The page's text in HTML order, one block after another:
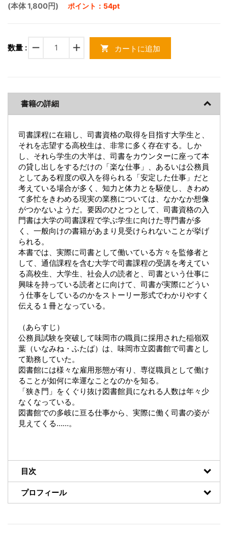
(本体 1,800円) ポイント：54pt
数量 : remove add shopping_cart カートに追加
書籍の詳細
司書課程に在籍し、司書資格の取得を目指す大学生と、
それを志望する高校生は、非常に多く存在する。しか
し、それら学生の大半は、司書をカウンターに座って本
の貸し出しをするだけの「楽な仕事」、あるいは公務員
としてある程度の収入を得られる「安定した仕事」だと
考えている場合が多く、知力と体力とを駆使し、きわめ
て多忙をきわめる現実の業務については、なかなか想像
がつかないようだ。要因のひとつとして、司書資格の入
門書は大学の司書課程で学ぶ学生に向けた専門書が多
く、一般向けの書籍があまり見受けられないことが挙げ
られる。
本書では、実際に司書として働いている方々を監修者と
して、通信課程を含む大学で司書課程の受講を考えてい
る高校生、大学生、社会人の読者と、司書という仕事に
興味を持っている読者とに向けて、司書が実際にどうい
う仕事をしているのかをストーリー形式でわかりやすく
伝える１冊となっている。
（あらすじ）
公務員試験を突破して味岡市の職員に採用された稲嶺双
葉（いなみね・ふたば）は、味岡市立図書館で司書とし
て勤務していた。
図書館には様々な雇用形態が有り、専従職員として働け
ることが如何に幸運なことなのかを知る。
「狭き門」をくぐり抜け図書館員になれる人数は年々少
なくなっている。
図書館での多岐に亘る仕事から、実際に働く司書の姿が
見えてくる……。
目次
プロフィール